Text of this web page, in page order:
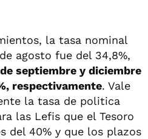
la tasa nominal
agosto fue del 34,8%,
septiembre y diciembre
respectivamente. Vale
la tasa de politica
las Lefis que el Tesoro
del 40% y que los plazos